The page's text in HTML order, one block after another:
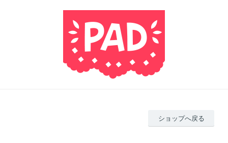
ショップへ戻る